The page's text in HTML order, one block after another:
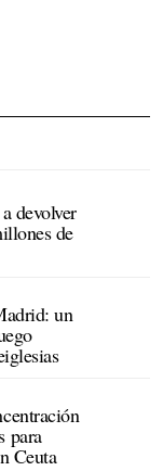
devolver
de
un
para
Ceuta